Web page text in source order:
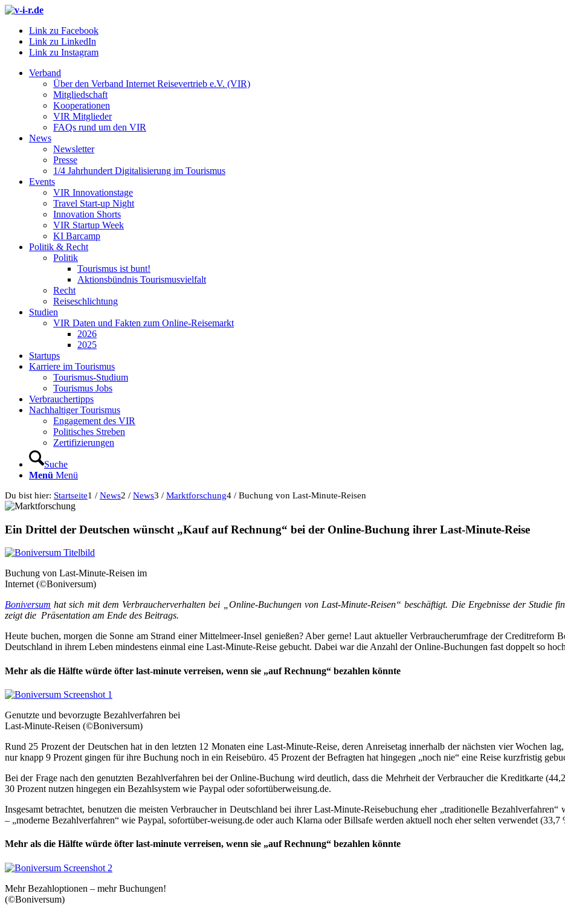
Link zu Facebook
Link zu LinkedIn
Link zu Instagram
Verband
Über den Verband Internet Reisevertrieb e.V. (VIR)
Mitgliedschaft
Kooperationen
VIR Mitglieder
FAQs rund um den VIR
News
Newsletter
Presse
1/4 Jahrhundert Digitalisierung im Tourismus
Events
VIR Innovationstage
Travel Start-up Night
Innovation Shorts
VIR Startup Week
KI Barcamp
Politik & Recht
Politik
Tourismus ist bunt!
Aktionsbündnis Tourismusvielfalt
Recht
Reiseschlichtung
Studien
VIR Daten und Fakten zum Online-Reisemarkt
2026
2025
Startups
Karriere im Tourismus
Tourismus-Studium
Tourismus Jobs
Verbrauchertipps
Nachhaltiger Tourismus
Engagement des VIR
Politisches Streben
Zertifizierungen
Suche
Menü Menü
Du bist hier: Startseite1 / News2 / News3 / Marktforschung4 / Buchung von Last-Minute-Reisen
Ein Drittel der Deutschen wünscht „Kauf auf Rechnung“ bei der Online-Buchung ihrer Last-Minute-Reise
Buchung von Last-Minute-Reisen im
Internet (©Boniversum)
Boniversum hat sich mit dem Verbraucherverhalten bei „Online-Buchungen von Last-Minute-Reisen“ beschäftigt. Die Ergebnisse der Studie
zeigt die Präsentation am Ende des Beitrags.
Heute buchen, morgen die Sonne am Strand einer Mittelmeer-Insel genießen? Aber gerne! Laut aktueller Verbraucherumfrage der Creditreform
Deutschland in ihrem Leben mindestens einmal eine Last-Minute-Reise gebucht. Dabei war die Anzahl der Online-Buchungen fast doppelt so
Mehr als die Hälfte würde öfter last-minute verreisen, wenn sie „auf Rechnung“ bezahlen könnte
Genutzte und bevorzugte Bezahlverfahren bei
Last-Minute-Reisen (©Boniversum)
Rund 25 Prozent der Deutschen hat in den letzten 12 Monaten eine Last-Minute-Reise, deren Anreisetag innerhalb der nächsten vier Wochen
nur knapp 9 Prozent gingen für ihre Buchung noch in ein Reisebüro. 45 Prozent der Befragten hat hingegen „noch nie“ eine Reise kurzfristig
Bei der Frage nach den genutzten Bezahlverfahren bei der Online-Buchung wird deutlich, dass die Mehrheit der Verbraucher die Kreditkarte
30 Prozent nutzen hingegen ein Bezahlsystem wie Paypal oder sofortüberweisung.de.
Insgesamt betrachtet, benutzen die meisten Verbraucher in Deutschland bei ihrer Last-Minute-Reisebuchung eher „traditionelle
– „moderne Bezahlverfahren“ wie Paypal, sofortüber-weisung.de oder auch Klarna oder Billsafe werden aktuell noch eher selten verwendet (33,7
Mehr als die Hälfte würde öfter last-minute verreisen, wenn sie „auf Rechnung“ bezahlen könnte
Mehr Bezahloptionen – mehr Buchungen!
(©Boniversum)